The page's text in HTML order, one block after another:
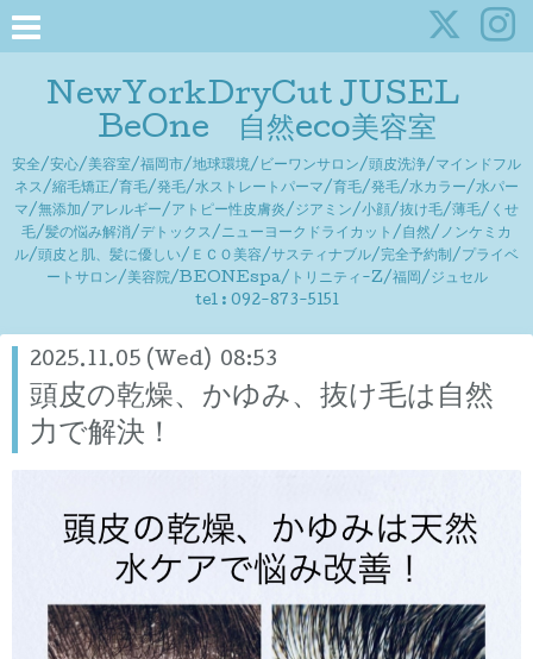
NewYorkDryCut JUSEL
BeOne 自然eco美容室
安全/安心/美容室/福岡市/地球環境/ビーワンサロン/頭皮洗浄/マインドフル
ネス/縮毛矯正/育毛/発毛/水ストレートパーマ/育毛/発毛/水カラー/水パー
マ/無添加/アレルギー/アトピー性皮膚炎/ジアミン/小顔/抜け毛/薄毛/くせ
毛/髪の悩み解消/デトックス/ニューヨークドライカット/自然/ノンケミカ
ル/頭皮と肌、髪に優しい/ＥＣＯ美容/サスティナブル/完全予約制/プライベ
ートサロン/美容院/BEONEspa/トリニティ-Z/福岡/ジュセル
tel : 092-873-5151
2025.11.05 (Wed) 08:53
頭皮の乾燥、かゆみ、抜け毛は自然
力で解決！